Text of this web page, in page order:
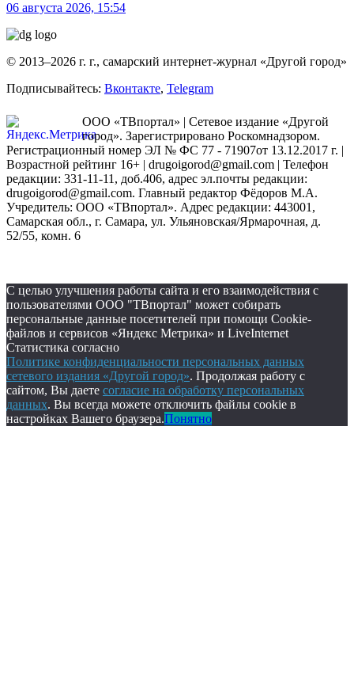
06 августа 2026, 15:54
© 2013–2026 г. г., самарский интернет-журнал «Другой город»
Подписывайтесь: Вконтакте, Telegram
ООО «ТВпортал» | Сетевое издание «Другой
город». Зарегистрировано Роскомнадзором.
Регистрационный номер ЭЛ № ФС 77 - 71907от 13.12.2017 г. |
Возрастной рейтинг 16+ | drugoigorod@gmail.com | Телефон
редакции: 331-11-11, доб.406, адрес эл.почты редакции:
drugoigorod@gmail.com. Главный редактор Фёдоров М.А.
Учредитель: ООО «ТВпортал». Адрес редакции: 443001,
Самарская обл., г. Самара, ул. Ульяновская/Ярмарочная, д.
52/55, комн. 6
С целью улучшения работы сайта и его взаимодействия с
пользователями ООО "ТВпортал" может собирать
персональные данные посетителей при помощи Cookie-
файлов и сервисов «Яндекс Метрика» и LiveInternet
Статистика согласно
Политике конфиденциальности персональных данных
сетевого издания «Другой город». Продолжая работу с
сайтом, Вы даете согласие на обработку персональных
данных. Вы всегда можете отключить файлы cookie в
настройках Вашего браузера.Понятно